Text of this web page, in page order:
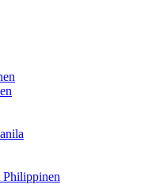
Philippinen